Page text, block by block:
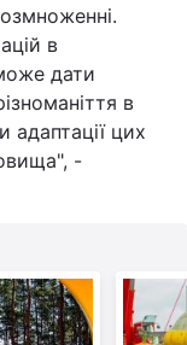
в
дати
в
адаптації цих
-